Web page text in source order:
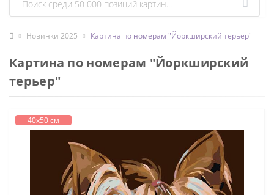
Новинки 2025 Картина по номерам "Йоркширский терьер"
Картина по номерам "Йоркширский
терьер"
40х50 см